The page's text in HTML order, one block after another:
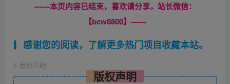
------本页内容已结束，喜欢请分享，站长微信：
【bcw8800】------
感谢您的阅读，了解更多热门项目收藏本站。
© 版权声明
版权声明